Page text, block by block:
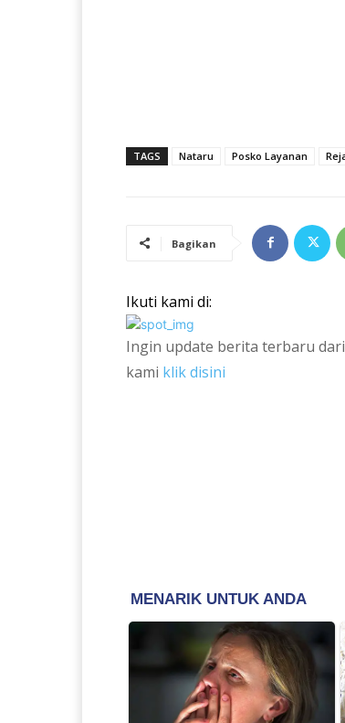
TAGS Nataru Posko Layanan
Bagikan
Ikuti kami di:
Ingin update berita terbaru
kami klik disini